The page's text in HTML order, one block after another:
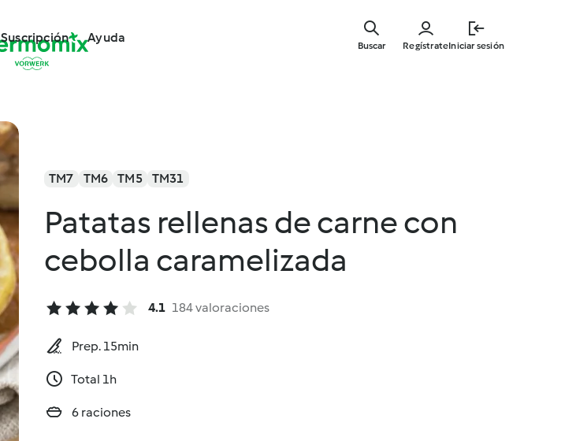
Suscripción Ayuda
RegístrateIniciar sesión
Buscar
TM7 TM6 TM5 TM31
Patatas rellenas de carne con
cebolla caramelizada
4.1 184 valoraciones
Prep. 15min
Total 1h
6 raciones